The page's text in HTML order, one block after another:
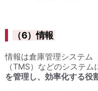
（6）情報
情報は倉庫管理システム
（TMS）などのシステム
を管理し、効率化する役